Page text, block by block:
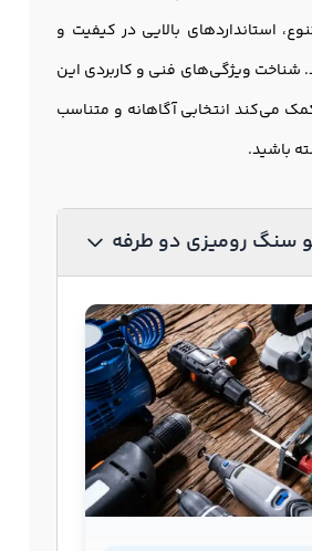
استانداردهای بالایی در کیفیت و
شناخت ویژگی‌های فنی و کاربردی این
می‌کند انتخابی آگاهانه و متناسب
باشید.
سنگ رومیزی دو طرفه